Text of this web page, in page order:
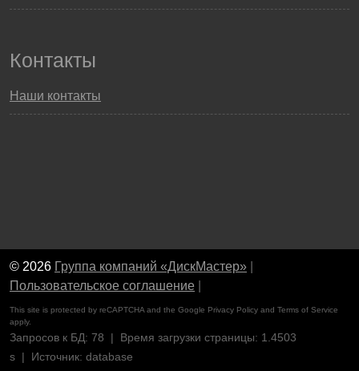
Контакты
Наши контакты
© 2026 Группа компаний «ДискМастер»
Пользовательское соглашение
This site is protected by reCAPTCHA and the Google Privacy Policy and Terms of Service
apply.
Запросов к БД: 78 | Время загрузки страницы: 1.4503
s | Источник: database